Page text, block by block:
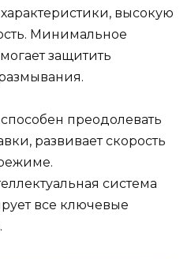
высокую
Минимальное
защитить
преодолевать
развивает скорость
система
все ключевые